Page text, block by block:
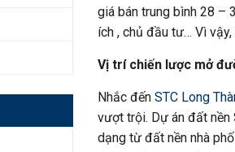
giá bán trung bình 28 –
ích , chủ đầu tư… Vì
Vị trí chiến lược mở
Nhắc đến STC Long
vượt trội. Dự án đất nền
dạng từ đất nền nhà